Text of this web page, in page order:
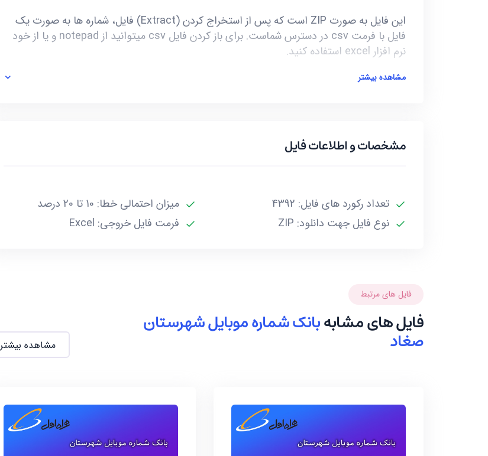
این فایل به صورت ZIP است که پس از استخراج کردن (Extract) فایل، شماره ها به صورت یک
فایل با فرمت csv در دسترس شماست. برای باز کردن فایل csv میتوانید از notepad و یا از خود
نرم افزار excel استفاده کنید.
آخرین بروز رسانی این فایل در تاریخ 1402/01/04 انجام شده و حجم این فایل کمتر از 13KB است.
مشاهده بیشتر
مشخصات و اطلاعات فایل
تعداد رکورد های فایل: 4392
نوع فایل جهت دانلود: ZIP
میزان احتمالی خطا: 10 تا 20 درصد
فرمت فایل خروجی: Excel
فایل های مرتبط
فایل های مشابهبانک شماره موبایل شهرستان
صغاد مشاهده بیشتر